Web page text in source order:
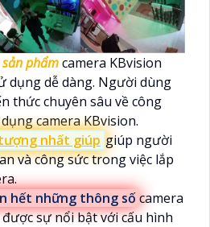
phẩmcamera KBvision
dụng dễ dàng. Người dùng
thức chuyên sâu về công
camera KBvision.
nhất giúp giúp người
và công sức trong việc lắp
hết những thông sốcamera
sự nổi bật với cấu hình